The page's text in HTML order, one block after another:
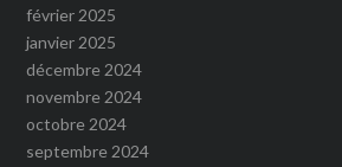
février 2025
janvier 2025
décembre 2024
novembre 2024
octobre 2024
septembre 2024